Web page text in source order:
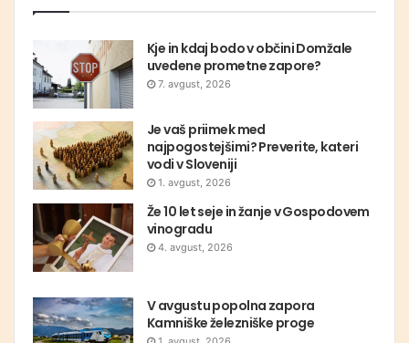
Kje in kdaj bodo v občini Domžale
uvedene prometne zapore?
7. avgust, 2026
Je vaš priimek med
najpogostejšimi? Preverite, kateri
vodi v Sloveniji
1. avgust, 2026
Že 10 let seje in žanje v Gospodovem
vinogradu
4. avgust, 2026
V avgustu popolna zapora
Kamniške železniške proge